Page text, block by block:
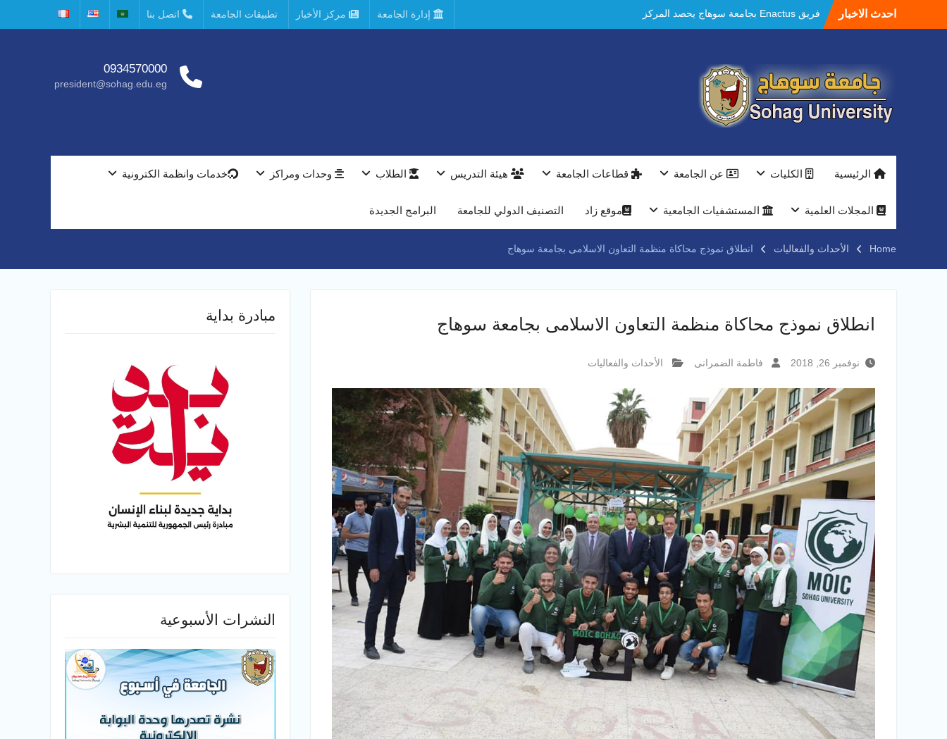
احدث الاخبار
فريق Enactus بجامعة سوهاج يحصد المركز
الاول في الابتكار وتمكين المراة والمركز الثاني
مستشفيات سوهاج الجامعية تحقق إنجازًا طبيًا
جديدًا و تنجح في علاج 3 حالات أكالازيا بتقنية
POEM دون جراحة .
النعماني يلتقي بمدير امن سوهاج الجديد لتقديم
بمعرض الاكاديمية العسكريه علي هامش
النعماني والمدير التنفيذي لشركة وادي النيل
جامعة سوهاج تفتح أبوابها لطلاب الثانوية العامة
إدارة الجامعة مركز الأخبار تطبيقات الجامعة اتصل بنا
0934570000
president@sohag.edu.eg
الرئيسية الكليات عن الجامعة قطاعات الجامعة هيئة التدريس الطلاب وحدات ومراكز خدمات وانظمة الكترونية
المجلات العلمية المستشفيات الجامعية موقع زاد التصنيف الدولي للجامعة البرامج الجديدة
Home الأحداث والفعاليات انطلاق نموذج محاكاة منظمة التعاون الاسلامى بجامعة سوهاج
انطلاق نموذج محاكاة منظمة التعاون الاسلامى بجامعة سوهاج
نوفمبر 26, 2018 فاطمة الضمرانى الأحداث والفعاليات
مبادرة بداية
النشرات الأسبوعية